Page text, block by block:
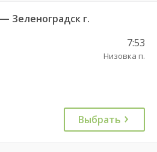
Зеленоградск г.
7:53
Низовка п.
Выбрать